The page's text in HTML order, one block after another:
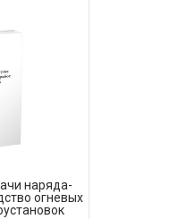
наряда-
огневых